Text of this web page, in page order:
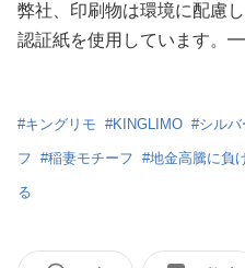
弊社、印刷物は環境に配慮
認証紙を使用しています
#キングリモ #KINGLIMO #シルバ
フ #稲妻モチーフ #地金高騰に負
る